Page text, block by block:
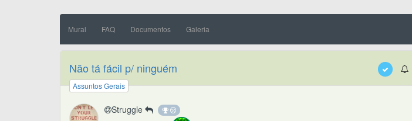
Mural FAQ Documentos Galeria
Não tá fácil p/ ninguém
Assuntos Gerais
Struggle